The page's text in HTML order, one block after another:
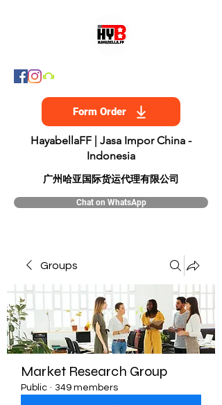
Form Order
HayabellaFF | Jasa Impor China -
Indonesia
​广州哈亚国际货运代理有限公司
Chat on WhatsApp
Groups
Market Research Group
Public · 349 members